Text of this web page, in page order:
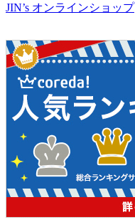
JIN’s オンラインショップ